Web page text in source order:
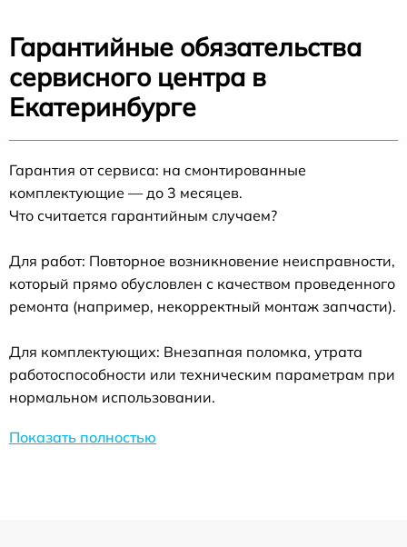
Гарантийные обязательства
сервисного центра в
Екатеринбурге
Гарантия от сервиса: на смонтированные
комплектующие — до 3 месяцев.
Что считается гарантийным случаем?
Для работ: Повторное возникновение неисправности,
который прямо обусловлен с качеством проведенного
ремонта (например, некорректный монтаж запчасти).
Для комплектующих: Внезапная поломка, утрата
работоспособности или техническим параметрам при
нормальном использовании.
Показать полностью